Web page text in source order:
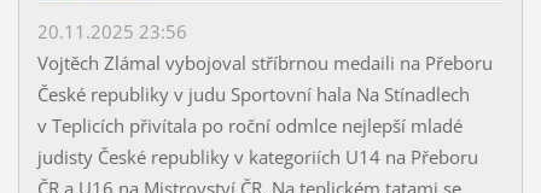
20.11.2025 23:56
Vojtěch Zlámal vybojoval stříbrnou medaili na Přeboru
České republiky v judu Sportovní hala Na Stínadlech
v Teplicích přivítala po roční odmlce nejlepší mladé
judisty České republiky v kategoriích U14 na Přeboru
ČR a U16 na Mistrovství ČR. Na teplickém tatami se